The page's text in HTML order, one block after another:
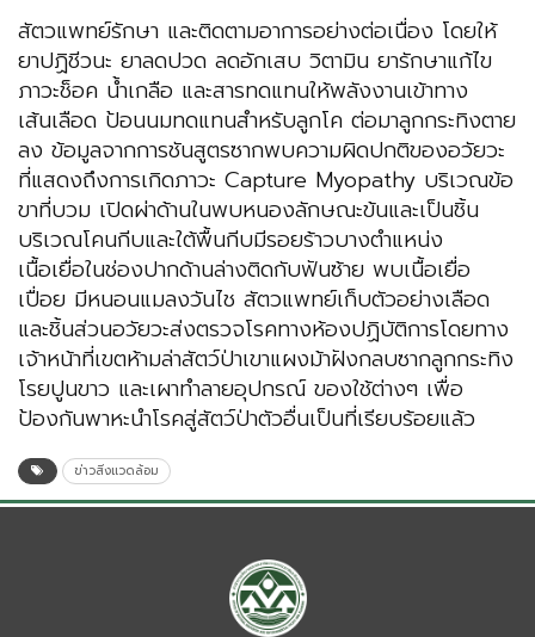
สัตวแพทย์รักษา และติดตามอาการอย่างต่อเนื่อง โดยให้
ยาปฏิชีวนะ ยาลดปวด ลดอักเสบ วิตามิน ยารักษาแก้ไข
ภาวะช็อค น้ำเกลือ และสารทดแทนให้พลังงานเข้าทาง
เส้นเลือด ป้อนนมทดแทนสำหรับลูกโค ต่อมาลูกกระทิงตาย
ลง ข้อมูลจากการชันสูตรซากพบความผิดปกติของอวัยวะ
ที่แสดงถึงการเกิดภาวะ Capture Myopathy บริเวณข้อ
ขาที่บวม เปิดผ่าด้านในพบหนองลักษณะข้นและเป็นชิ้น
บริเวณโคนกีบและใต้พื้นกีบมีรอยร้าวบางตำแหน่ง
เนื้อเยื่อในช่องปากด้านล่างติดกับฟันซ้าย พบเนื้อเยื่อ
เปื่อย มีหนอนแมลงวันไช สัตวแพทย์เก็บตัวอย่างเลือด
และชิ้นส่วนอวัยวะส่งตรวจโรคทางห้องปฏิบัติการโดยทาง
เจ้าหน้าที่เขตห้ามล่าสัตว์ป่าเขาแผงม้าฝังกลบซากลูกกระทิง
โรยปูนขาว และเผาทำลายอุปกรณ์ ของใช้ต่างๆ เพื่อ
ป้องกันพาหะนำโรคสู่สัตว์ป่าตัวอื่นเป็นที่เรียบร้อยแล้ว
ข่าวสิ่งแวดล้อม